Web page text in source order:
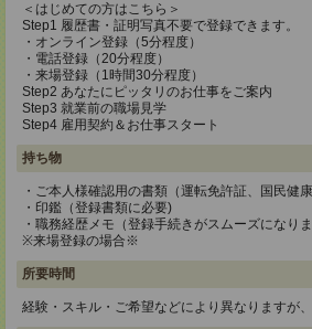
＜はじめての方はこちら＞
Step1 履歴書・証明写真不要で登録できます。
・オンライン登録（5分程度）
・電話登録（20分程度）
・来場登録（1時間30分程度）
Step2 あなたにピッタリのお仕事をご案内
Step3 就業前の職場見学
Step4 雇用契約＆お仕事スタート
持ち物
・ご本人様確認用の書類（運転免許証、国民健
・印鑑（登録書類に必要)
・職務経歴メモ（登録手続きがスムーズになりま
※来場登録の場合※
所要時間
経験・スキル・ご希望などにより異なりますが